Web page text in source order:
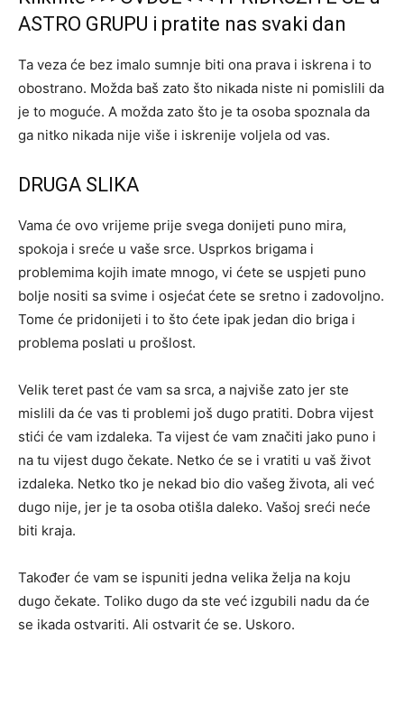
ASTRO GRUPU i pratite nas svaki dan
Ta veza će bez imalo sumnje biti ona prava i iskrena i to
obostrano. Možda baš zato što nikada niste ni pomislili da
je to moguće. A možda zato što je ta osoba spoznala da
ga nitko nikada nije više i iskrenije voljela od vas.
DRUGA SLIKA
Vama će ovo vrijeme prije svega donijeti puno mira,
spokoja i sreće u vaše srce. Usprkos brigama i
problemima kojih imate mnogo, vi ćete se uspjeti puno
bolje nositi sa svime i osjećat ćete se sretno i zadovoljno.
Tome će pridonijeti i to što ćete ipak jedan dio briga i
problema poslati u prošlost.
Velik teret past će vam sa srca, a najviše zato jer ste
mislili da će vas ti problemi još dugo pratiti. Dobra vijest
stići će vam izdaleka. Ta vijest će vam značiti jako puno i
na tu vijest dugo čekate. Netko će se i vratiti u vaš život
izdaleka. Netko tko je nekad bio dio vašeg života, ali već
dugo nije, jer je ta osoba otišla daleko. Vašoj sreći neće
biti kraja.
Također će vam se ispuniti jedna velika želja na koju
dugo čekate. Toliko dugo da ste već izgubili nadu da će
se ikada ostvariti. Ali ostvarit će se. Uskoro.